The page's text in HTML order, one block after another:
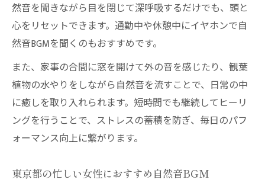
然音を聞きながら目を閉じて深呼吸するだけでも、頭と
心をリセットできます。通勤中や休憩中にイヤホンで自
然音BGMを聞くのもおすすめです。
また、家事の合間に窓を開けて外の音を感じたり、観葉
植物の水やりをしながら自然音を流すことで、日常の中
に癒しを取り入れられます。短時間でも継続してヒーリ
ングを行うことで、ストレスの蓄積を防ぎ、毎日のパフ
ォーマンス向上に繋がります。
東京都の忙しい女性におすすめ自然音BGM